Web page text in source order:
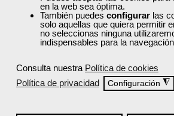
en la web sea óptima.
También puedes configurar las
solo aquellas que quiera permitir
no seleccionas ninguna
indispensables para la
Consulta nuestra Política de cookies
Política de privacidad
Configuración ◮
Sin requisitos de acceso
Diploma